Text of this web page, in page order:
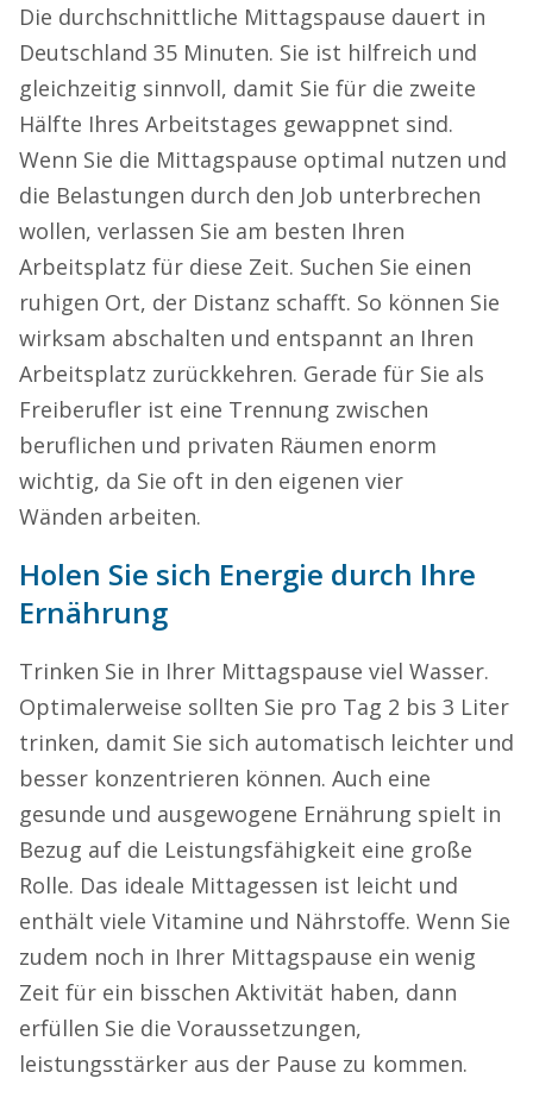
Die durchschnittliche Mittagspause dauert in
Deutschland 35 Minuten. Sie ist hilfreich und
gleichzeitig sinnvoll, damit Sie für die zweite
Hälfte Ihres Arbeitstages gewappnet sind.
Wenn Sie die Mittagspause optimal nutzen und
die Belastungen durch den Job unterbrechen
wollen, verlassen Sie am besten Ihren
Arbeitsplatz für diese Zeit. Suchen Sie einen
ruhigen Ort, der Distanz schafft. So können Sie
wirksam abschalten und entspannt an Ihren
Arbeitsplatz zurückkehren. Gerade für Sie als
Freiberufler ist eine Trennung zwischen
beruflichen und privaten Räumen enorm
wichtig, da Sie oft in den eigenen vier
Wänden arbeiten.
Holen Sie sich Energie durch Ihre
Ernährung
Trinken Sie in Ihrer Mittagspause viel Wasser.
Optimalerweise sollten Sie pro Tag 2 bis 3 Liter
trinken, damit Sie sich automatisch leichter und
besser konzentrieren können. Auch eine
gesunde und ausgewogene Ernährung spielt in
Bezug auf die Leistungsfähigkeit eine große
Rolle. Das ideale Mittagessen ist leicht und
enthält viele Vitamine und Nährstoffe. Wenn Sie
zudem noch in Ihrer Mittagspause ein wenig
Zeit für ein bisschen Aktivität haben, dann
erfüllen Sie die Voraussetzungen,
leistungsstärker aus der Pause zu kommen.